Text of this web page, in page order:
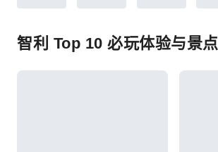
智利 Top 10 必玩体验与景点